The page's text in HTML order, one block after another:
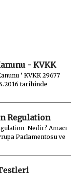
- KVKK
’ KVKK 29677
tarihinde
Regulation
Nedir? Amacı
Parlamentosu ve